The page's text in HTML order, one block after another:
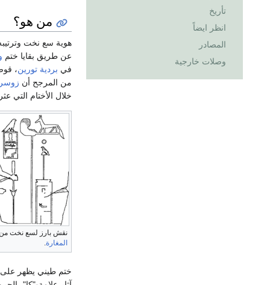
تأريخ
انظر ايضاً
المصادر
وصلات خارجية
من هو؟
هوية سع نخت
عن طريق بقايا ختم
في بردية تورين،
من المرجح أن زوسر
خلال الأختام التي
نقش بارز لسع نخت من
المغارة.
ختم طيني يظهر على